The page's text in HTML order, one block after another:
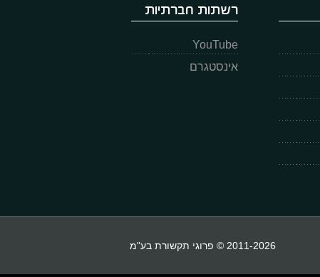
רשתות חברתיות
YouTube
אינסטגרם
2011-2026 © פרוגי תקשורת בע"מ